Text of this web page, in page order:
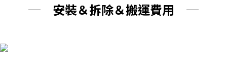
─ 安裝＆拆除＆搬運費用 ─